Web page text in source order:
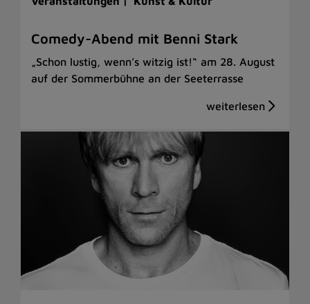
Comedy-Abend mit Benni Stark
„Schon lustig, wenn’s witzig ist!“ am 28. August
auf der Sommerbühne an der Seeterrasse